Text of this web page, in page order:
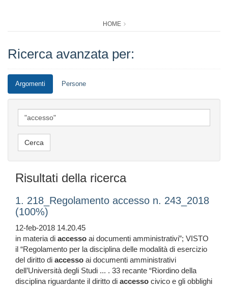
HOME
Ricerca avanzata per:
Argomenti Persone
Risultati della ricerca
1. 218_Regolamento accesso n. 243_2018
(100%)
12-feb-2018 14.20.45
in materia di accesso ai documenti amministrativi”; VISTO
il “Regolamento per la disciplina delle modalità di esercizio
del diritto di accesso ai documenti amministrativi
dell’Università degli Studi ... . 33 recante “Riordino della
disciplina riguardante il diritto di accesso civico e gli obblighi